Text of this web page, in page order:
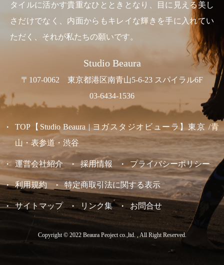
タイルに活かす貴重なひとときとなり、目に見える美し
さだけでなく、内面からもキレイな輝きを手に入れてい
ただく、それが私たちの願いです。
Studio Beaura
〒107-0062 東京都港区南青山5-6-23 スパイラル6F
03-6434-1536
TOP【Studio Beaura | ヨガスタジオビューラ】東京 /青
山・表参道・渋谷
運営会社紹介 採用情報 プライバシーポリシー
利用規約 特定商取引法に関する表示
サイトマップ リンク集 お問合せ
Copyright © 2022 Beaura Peoject co.,ltd. , All Right Reserved.